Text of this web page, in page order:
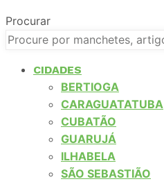
Procurar
CIDADES
BERTIOGA
CARAGUATATUBA
CUBATÃO
GUARUJÁ
ILHABELA
SÃO SEBASTIÃO